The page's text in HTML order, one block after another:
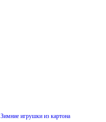
Зимние игрушки из картона